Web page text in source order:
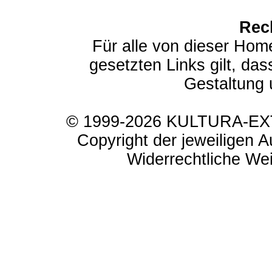
Für alle von dieser
gesetzten Links gilt,
Gestaltung
© 1999-2026 KULTURA-
Copyright der jeweiligen
Widerrechtliche